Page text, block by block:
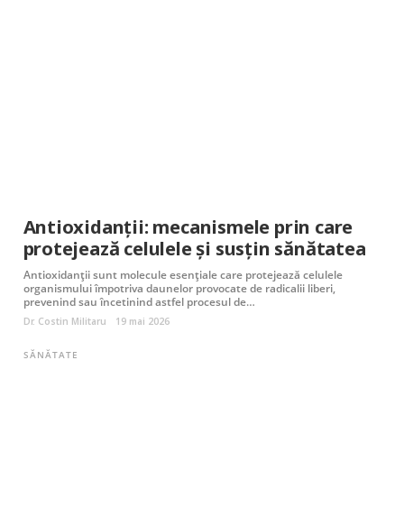
Antioxidanții: mecanismele prin care
protejează celulele și susțin sănătatea
Antioxidanții sunt molecule esențiale care protejează celulele
organismului împotriva daunelor provocate de radicalii liberi,
prevenind sau încetinind astfel procesul de…
Dr. Costin Militaru 19 mai 2026
SĂNĂTATE